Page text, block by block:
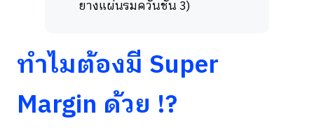
ยางแผ่นรมควันชั้น 3)
ทำไมต้องมี Super
Margin ด้วย !?